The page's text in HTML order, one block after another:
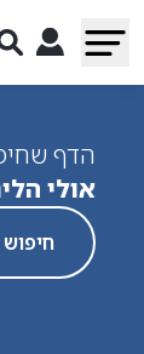
הדף
אולי